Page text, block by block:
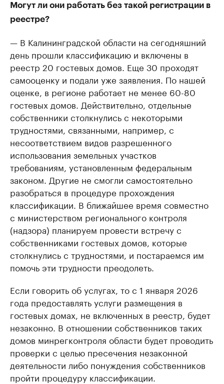
Могут ли они работать без такой регистрации в
реестре?
— В Калининградской области на сегодняшний
день прошли классификацию и включены в
реестр 20 гостевых домов. Еще 30 проходят
самооценку и подали уже заявления. По нашей
оценке, в регионе работает не менее 60-80
гостевых домов. Действительно, отдельные
собственники столкнулись с некоторыми
трудностями, связанными, например, с
несоответствием видов разрешенного
использования земельных участков
требованиям, установленным федеральным
законом. Другие не смогли самостоятельно
разобраться в процедуре прохождения
классификации. В ближайшее время совместно
с министерством регионального контроля
(надзора) планируем провести встречу с
собственниками гостевых домов, которые
столкнулись с трудностями, и постараемся им
помочь эти трудности преодолеть.
Если говорить об услугах, то с 1 января 2026
года предоставлять услуги размещения в
гостевых домах, не включенных в реестр, будет
незаконно. В отношении собственников таких
домов минрегконтроля области будет проводить
проверки с целью пресечения незаконной
деятельности либо понуждения собственников
пройти процедуру классификации.